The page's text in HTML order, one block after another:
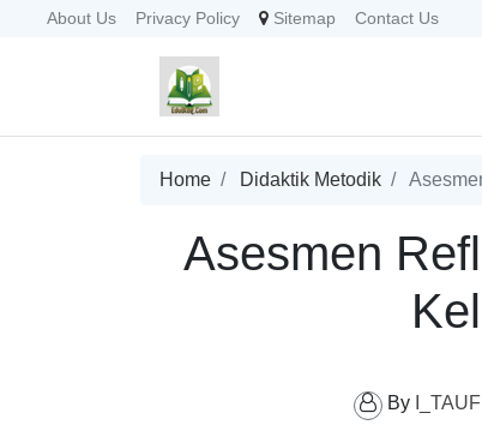
About Us Privacy Policy Sitemap Contact Us
Home Didaktik Metodik
Asesmen
By